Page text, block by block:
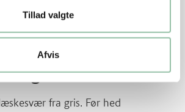
Tillad valgte
Afvis
SMÆK PÅ SMAGEN. Se mere på
fra gris. Før hed